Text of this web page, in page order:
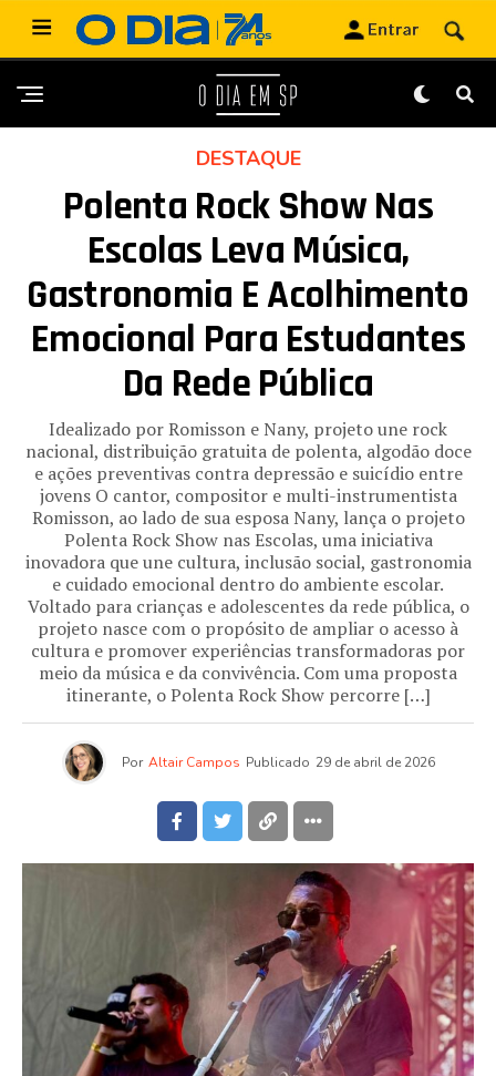
DESTAQUE
Polenta Rock Show Nas
Escolas Leva Música,
Gastronomia E Acolhimento
Emocional Para Estudantes
Da Rede Pública
Idealizado por Romisson e Nany, projeto une rock
nacional, distribuição gratuita de polenta, algodão doce
e ações preventivas contra depressão e suicídio entre
jovens O cantor, compositor e multi-instrumentista
Romisson, ao lado de sua esposa Nany, lança o projeto
Polenta Rock Show nas Escolas, uma iniciativa
inovadora que une cultura, inclusão social, gastronomia
e cuidado emocional dentro do ambiente escolar.
Voltado para crianças e adolescentes da rede pública, o
projeto nasce com o propósito de ampliar o acesso à
cultura e promover experiências transformadoras por
meio da música e da convivência. Com uma proposta
itinerante, o Polenta Rock Show percorre […]
Por Altair Campos Publicado 29 de abril de 2026